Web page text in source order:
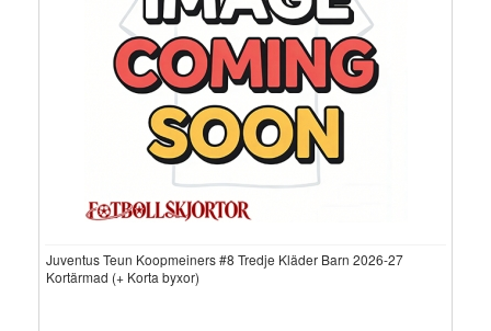
Juventus Teun Koopmeiners #8 Tredje Kläder Barn 2026-27
Kortärmad (+ Korta byxor)